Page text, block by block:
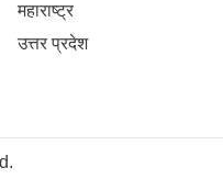
महाराष्ट्र
उत्तर प्रदेश